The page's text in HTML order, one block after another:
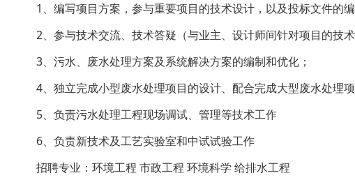
1、编写项目方案，参与重要项目的技术设计，以及投标文件的编
2、参与技术交流、技术答疑（与业主、设计师间针对项目的技术
3、污水、废水处理方案及系统解决方案的编制和优化；
4、独立完成小型废水处理项目的设计、配合完成大型废水处理项
5、负责污水处理工程现场调试、管理等技术工作
6、负责新技术及工艺实验室和中试试验工作
招聘专业：环境工程 市政工程 环境科学 给排水工程